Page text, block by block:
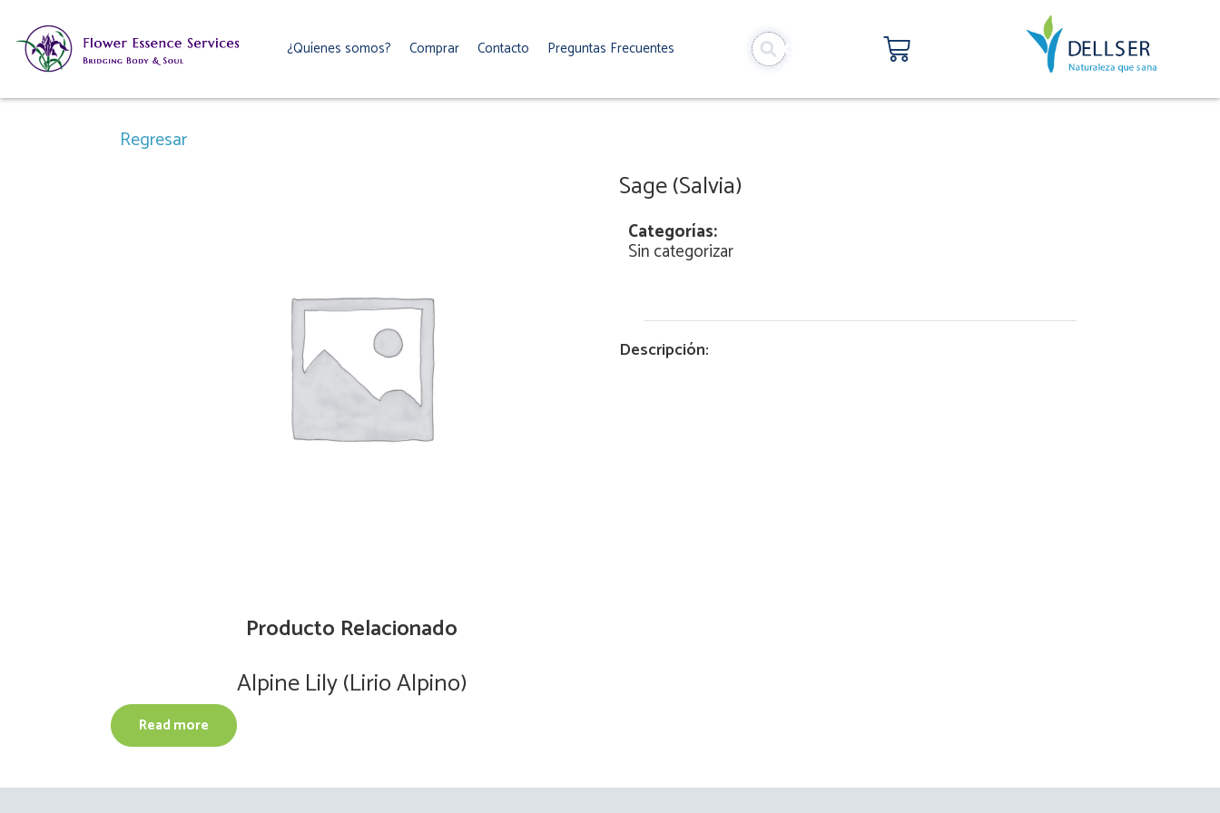
contenido
¿Quíenes somos? Comprar Contacto Preguntas Frecuentes Carrito
Regresar
Sage (Salvia)
Categorías:
Sin categorizar
Descripción:
Producto Relacionado
Alpine Lily (Lirio Alpino)
Read more